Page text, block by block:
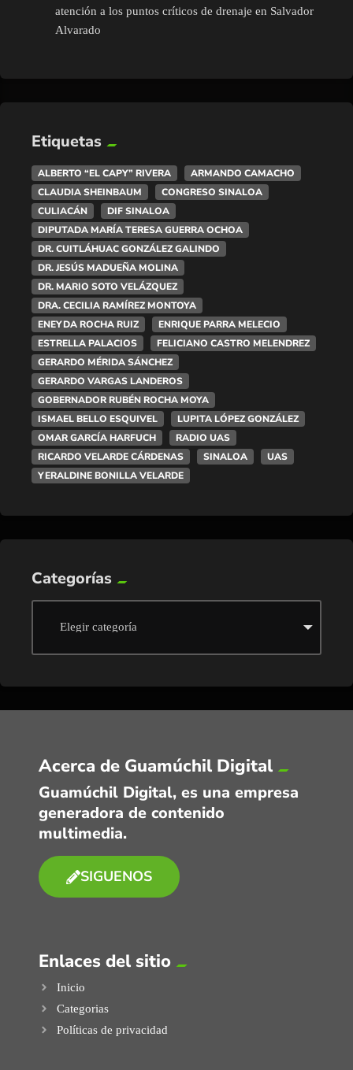
atención a los puntos críticos de drenaje en Salvador
Alvarado
Etiquetas
ALBERTO “EL CAPY” RIVERA
ARMANDO CAMACHO
CLAUDIA SHEINBAUM
CONGRESO SINALOA
CULIACÁN
DIF SINALOA
DIPUTADA MARÍA TERESA GUERRA OCHOA
DR. CUITLÁHUAC GONZÁLEZ GALINDO
DR. JESÚS MADUEÑA MOLINA
DR. MARIO SOTO VELÁZQUEZ
DRA. CECILIA RAMÍREZ MONTOYA
ENEYDA ROCHA RUIZ
ENRIQUE PARRA MELECIO
ESTRELLA PALACIOS
FELICIANO CASTRO MELENDREZ
GERARDO MÉRIDA SÁNCHEZ
GERARDO VARGAS LANDEROS
GOBERNADOR RUBÉN ROCHA MOYA
ISMAEL BELLO ESQUIVEL
LUPITA LÓPEZ GONZÁLEZ
OMAR GARCÍA HARFUCH
RADIO UAS
RICARDO VELARDE CÁRDENAS
SINALOA
UAS
YERALDINE BONILLA VELARDE
Categorías
Acerca de Guamúchil Digital
Guamúchil Digital, es una empresa
generadora de contenido
multimedia.
SIGUENOS
Enlaces del sitio
Inicio
Categorias
Políticas de privacidad